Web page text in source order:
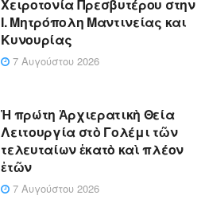
Xειροτονία Πρεσβυτέρου στην
Ι. Μητρόπολη Μαντινείας και
Κυνουρίας
7 Αυγούστου 2026
Ἡ πρώτη Ἀρχιερατικὴ Θεία
Λειτουργία στὸ Γολέμι τῶν
τελευταίων ἑκατὸ καὶ πλέον
ἐτῶν
7 Αυγούστου 2026